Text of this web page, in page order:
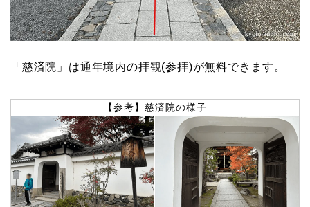
「慈済院」は通年境内の拝観(参拝)が無料できます。
【参考】慈済院の様子